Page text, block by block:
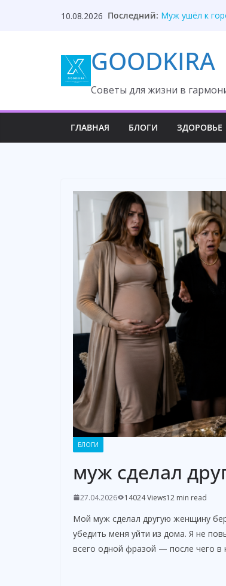
10.08.2026 Последний: Невестка
Муж ушёл к
Надежда знала
GOODKIRA
Cоветы для жизни в
ГЛАВНАЯ БЛОГИ ЗДОРОВЬЕ
БЛОГИ
муж сделал
27.04.2026 14024 Views12 min read
Мой муж сделал другую женщину
убедить меня уйти из дома. Я не
всего одной фразой — после чего в